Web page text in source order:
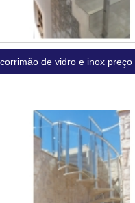
corrimão de vidro e inox preço